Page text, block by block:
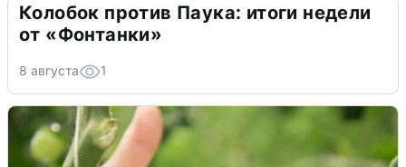
Колобок против Паука: итоги недели
от «Фонтанки»
8 августа 1